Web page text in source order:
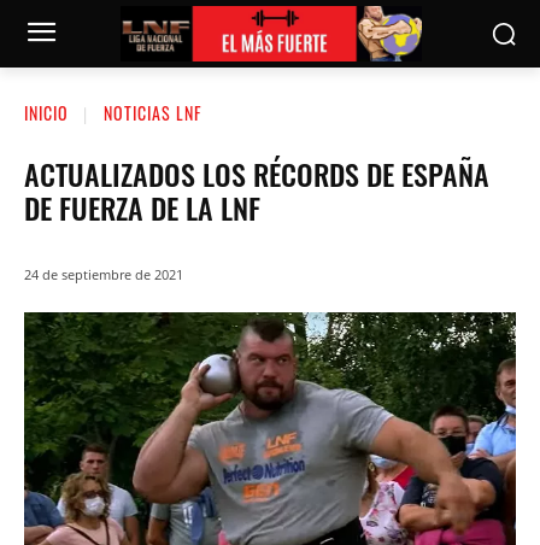
INICIO NOTICIAS LNF
ACTUALIZADOS LOS RÉCORDS DE ESPAÑA
DE FUERZA DE LA LNF
24 de septiembre de 2021